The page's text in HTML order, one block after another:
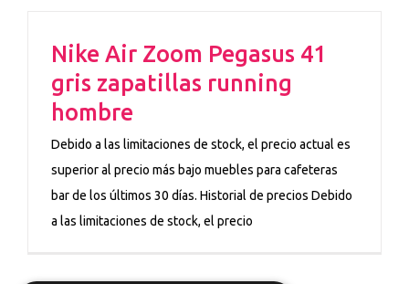
Nike Air Zoom Pegasus 41
gris zapatillas running
hombre
Debido a las limitaciones de stock, el precio actual es
superior al precio más bajo muebles para cafeteras
bar de los últimos 30 días. Historial de precios Debido
a las limitaciones de stock, el precio